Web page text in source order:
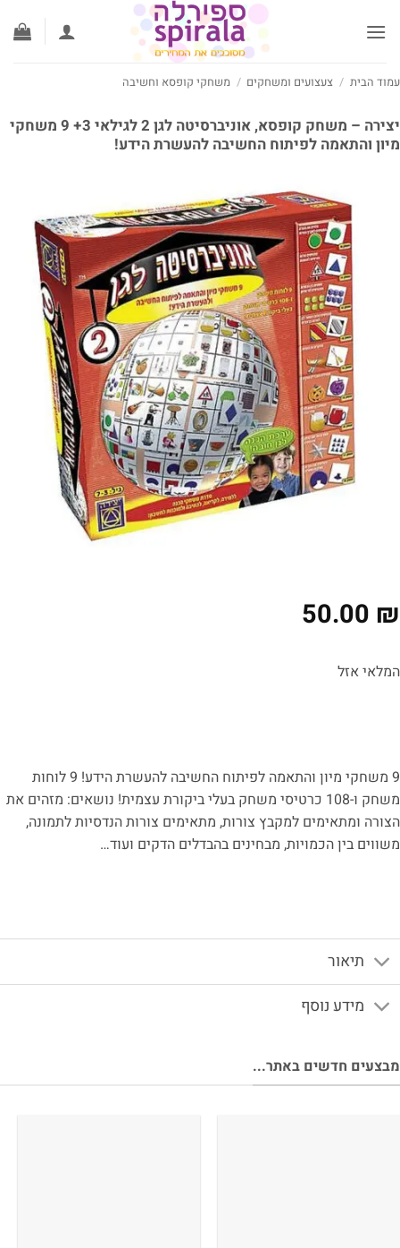
לתוכן
עמוד הבית / צעצועים ומשחקים / משחקי קופסא וחשיבה
יצירה – משחק קופסא, אוניברסיטה לגן 2 לגילאי 3+ 9 משחקי
מיון והתאמה לפיתוח החשיבה להעשרת הידע!
50.00 ₪
המלאי אזל
9 משחקי מיון והתאמה לפיתוח החשיבה להעשרת הידע! 9 לוחות
משחק ו-108 כרטיסי משחק בעלי ביקורת עצמית! נושאים: מזהים את
הצורה ומתאימים למקבץ צורות, מתאימים צורות הנדסיות לתמונה,
משווים בין הכמויות, מבחינים בהבדלים הדקים ועוד…
תיאור
מידע נוסף
מבצעים חדשים באתר...